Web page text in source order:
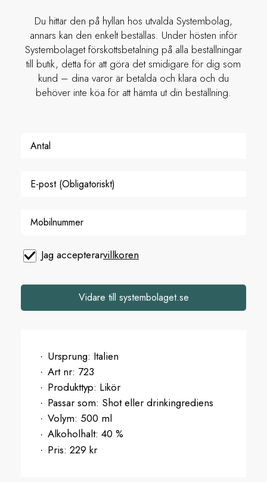
Jag accepterarvillkoren
Vidare till systembolaget.se
Du hittar den på hyllan hos utvalda Systembolag,
annars kan den enkelt beställas. Under hösten inför
Systembolaget förskottsbetalning på alla beställningar
till butik, detta för att göra det smidigare för dig som
kund – dina varor är betalda och klara och du
behöver inte köa för att hämta ut din beställning.
Ursprung: Italien
Art nr: 723
Produkttyp: Likör
Passar som: Shot eller drinkingrediens
Volym: 500 ml
Alkoholhalt: 40 %
Pris: 229 kr